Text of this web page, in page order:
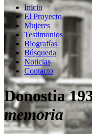
Inicio
El Proyecto
Mujeres
Testimonios
Biografías
Búsqueda
Noticias
Contacto
Donostia
memoria